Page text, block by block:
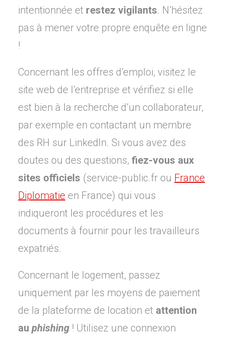
intentionnée et restez vigilants. N’hésitez
pas à mener votre propre enquête en ligne
!
Concernant les offres d’emploi, visitez le
site web de l’entreprise et vérifiez si elle
est bien à la recherche d’un collaborateur,
par exemple en contactant un membre
des RH sur LinkedIn. Si vous avez des
doutes ou des questions, fiez-vous aux
sites officiels (service-public.fr ou France
Diplomatie en France) qui vous
indiqueront les procédures et les
documents à fournir pour les travailleurs
expatriés.
Concernant le logement, passez
uniquement par les moyens de paiement
de la plateforme de location et attention
au phishing ! Utilisez une connexion